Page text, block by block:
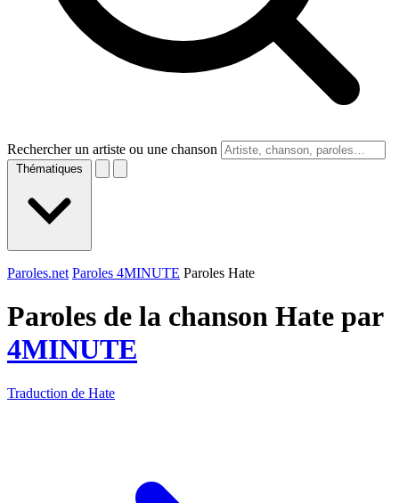
Rechercher un artiste ou une chanson
Thématiques
Paroles.net Paroles 4MINUTE Paroles Hate
Paroles de la chanson Hate par
4MINUTE
Traduction de Hate